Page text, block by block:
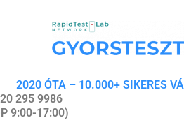
2020 ÓTA – 10.000+ SIKERES
295 9986
9:00-17:00)